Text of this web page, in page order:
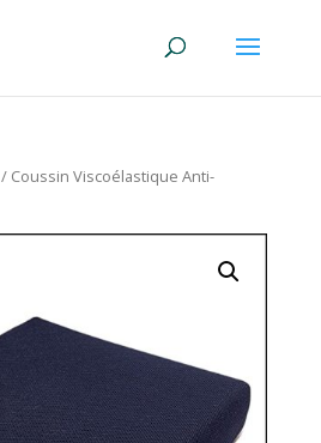
/ Coussin Viscoélastique Anti-